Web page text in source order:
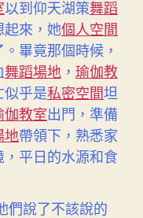
以到仰天湖策舞蹈
起來，她個人空間
畢竟那個時候，
舞蹈場地 ， 瑜伽教
似乎是私密空間坦
伽教室出門，準備
地帶領下，熟悉家
平日的水源和食
們說了不該說的